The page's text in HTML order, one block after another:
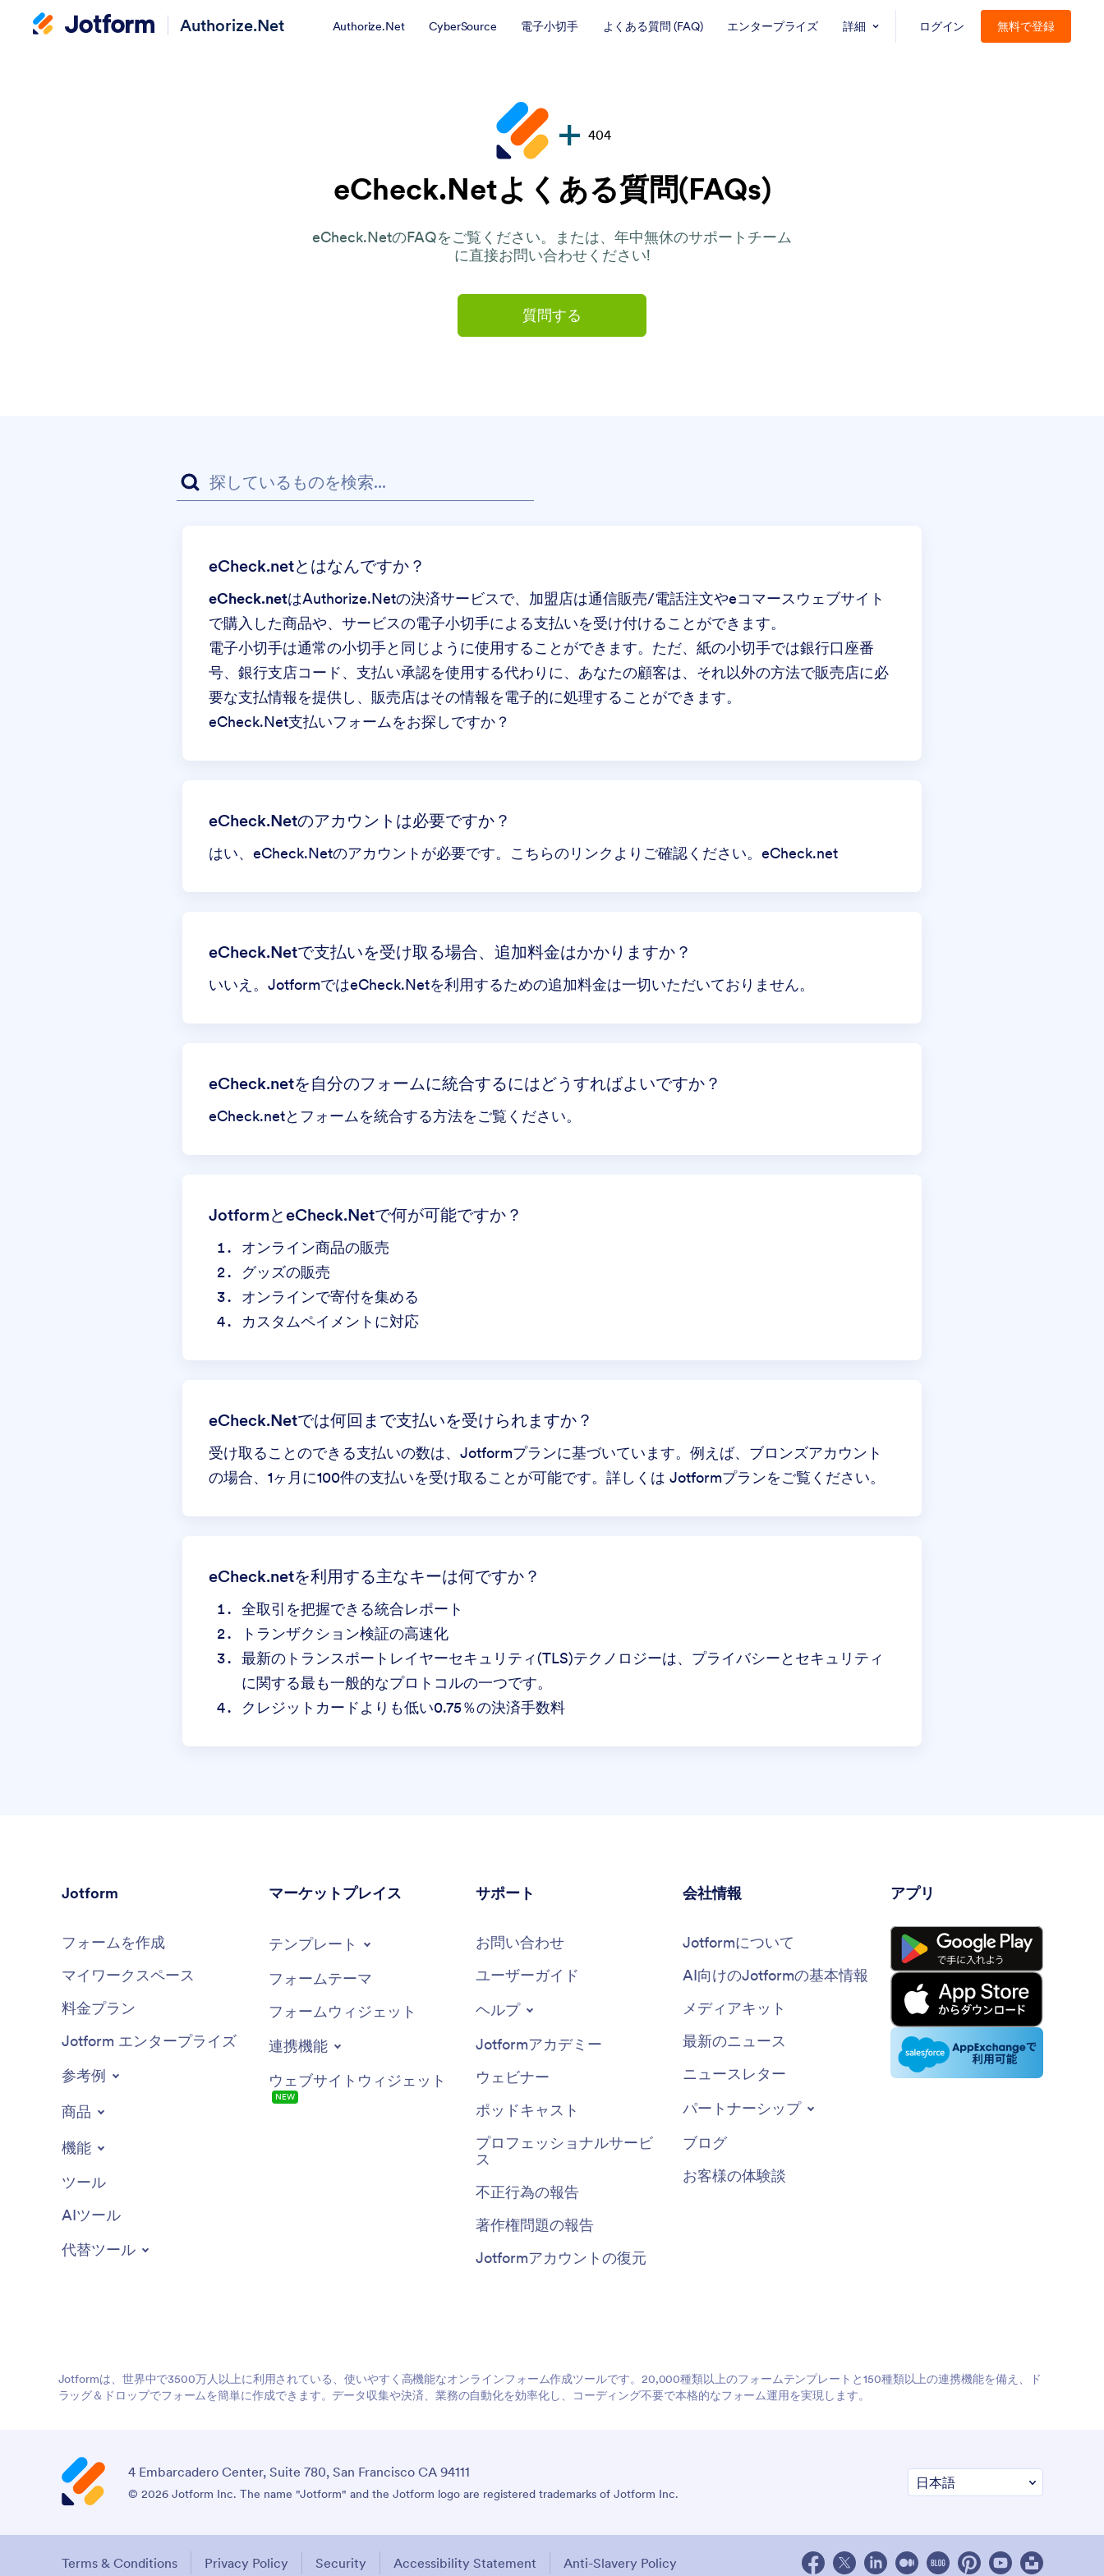
Authorize.Net Authorize.Net CyberSource 電子小切手 よくある質問 (FAQ) エンタープライズ 詳細 ログイン 無料で登録
404
eCheck.Netよくある質問(FAQs)
eCheck.NetのFAQをご覧ください。または、年中無休のサポートチーム
に直接お問い合わせください!
質問する
eCheck.netとはなんですか？
eCheck.netはAuthorize.Netの決済サービスで、加盟店は通信販売/電話注文やeコマースウェブサイト
で購入した商品や、サービスの電子小切手による支払いを受け付けることができます。
電子小切手は通常の小切手と同じように使用することができます。ただ、紙の小切手では銀行口座番
号、銀行支店コード、支払い承認を使用する代わりに、あなたの顧客は、それ以外の方法で販売店に必
要な支払情報を提供し、販売店はその情報を電子的に処理することができます。
eCheck.Net支払いフォームをお探しですか？
eCheck.Netのアカウントは必要ですか？
はい、eCheck.Netのアカウントが必要です。こちらのリンクよりご確認ください。 eCheck.net
eCheck.Netで支払いを受け取る場合、追加料金はかかりますか？
いいえ。JotformではeCheck.Netを利用するための追加料金は一切いただいておりません。
eCheck.netを自分のフォームに統合するにはどうすればよいですか？
eCheck.netとフォームを統合する方法をご覧ください。
JotformとeCheck.Netで何が可能ですか？
オンライン商品の販売
グッズの販売
オンラインで寄付を集める
カスタムペイメントに対応
eCheck.Netでは何回まで支払いを受けられますか？
受け取ることのできる支払いの数は、Jotformプランに基づいています。例えば、ブロンズアカウント
の場合、1ヶ月に100件の支払いを受け取ることが可能です。詳しくは Jotformプランをご覧ください。
eCheck.netを利用する主なキーは何ですか？
全取引を把握できる統合レポート
トランザクション検証の高速化
最新のトランスポートレイヤーセキュリティ(TLS)テクノロジーは、プライバシーとセキュリティ
に関する最も一般的なプロトコルの一つです。
クレジットカードよりも低い0.75％の決済手数料
Jotform
フォームを作成
マイワークスペース
料金プラン
Jotform エンタープライズ
参考例
商品
機能
ツール
AIツール
代替ツール
マーケットプレイス
テンプレート
フォームテーマ
フォームウィジェット
連携機能
ウェブサイトウィジェット
NEW
サポート
お問い合わせ
ユーザーガイド
ヘルプ
Jotformアカデミー
ウェビナー
ポッドキャスト
プロフェッショナルサービ
ス
不正行為の報告
著作権問題の報告
Jotformアカウントの復元
会社情報
Jotformについて
AI向けのJotformの基本情報
メディアキット
最新のニュース
ニュースレター
パートナーシップ
ブログ
お客様の体験談
アプリ
Jotformは、世界中で3500万人以上に利用されている、使いやすく高機能なオンラインフォーム作成ツールです。20,000種類以上のフォームテンプレートと150種類以上の連携機能を備え、ド
ラッグ＆ドロップでフォームを簡単に作成できます。データ収集や決済、業務の自動化を効率化し、コーディング不要で本格的なフォーム運用を実現します。
4 Embarcadero Center, Suite 780, San Francisco CA 94111
© 2026 Jotform Inc. The name "Jotform" and the Jotform logo are registered trademarks of Jotform Inc.
Terms & Conditions Privacy Policy Security Accessibility Statement Anti-Slavery Policy